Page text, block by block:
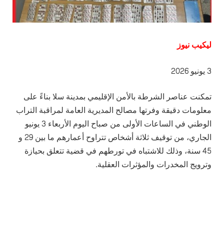
ليكيب نيوز
3 يونيو 2026
تمكنت عناصر الشرطة بالأمن الإقليمي بمدينة سلا بناءً على
معلومات دقيقة وفرتها مصالح المديرية العامة لمراقبة التراب
الوطني في الساعات الأولى من صباح اليوم الأربعاء 3 يونيو
الجاري، من توقيف ثلاثة أشخاص تتراوح أعمارهم ما بين 29 و
45 سنة، وذلك للاشتباه في تورطهم في قضية تتعلق بحيازة
وترويج المخدرات والمؤثرات العقلية.